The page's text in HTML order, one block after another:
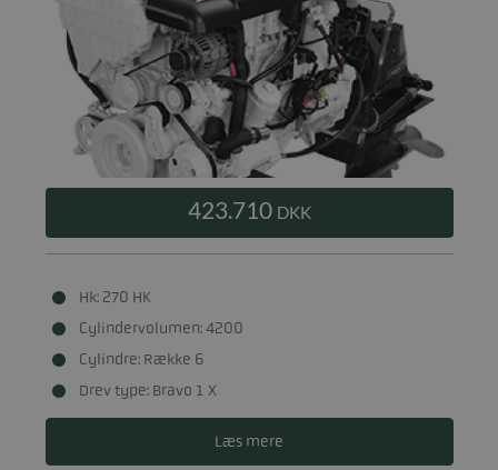
423.710 DKK
Hk: 270 HK
Cylindervolumen: 4200
Cylindre: Række 6
Drev type: Bravo 1 X
Læs mere